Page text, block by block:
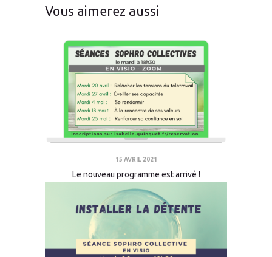
Vous aimerez aussi
15 AVRIL 2021
Le nouveau programme est arrivé !